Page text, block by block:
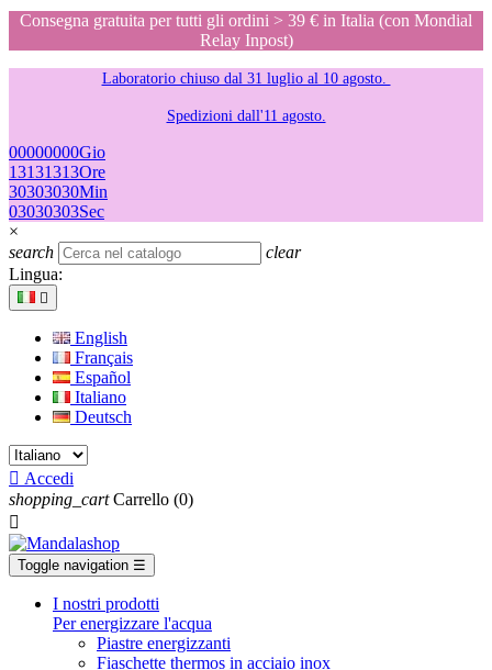
Consegna gratuita per tutti gli ordini > 39 € in Italia (con Mondial
Relay Inpost)
Laboratorio chiuso dal 31 luglio al 10 agosto.
Spedizioni dall'11 agosto.
00000000Gio
13131313Ore
30303030Min
03030303Sec
×
search
clear
Lingua:

English
Français
Español
Italiano
Deutsch
 Accedi
shopping_cart Carrello (0)

Toggle navigation ☰
I nostri prodotti
Per energizzare l'acqua
Piastre energizzanti
Fiaschette thermos in acciaio inox